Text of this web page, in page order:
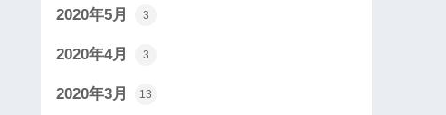
2020年5月 3
2020年4月 3
2020年3月 13